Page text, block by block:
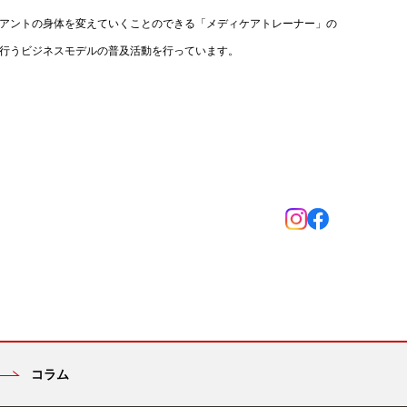
ントの身体を変えていくことのできる「メディケアトレーナー」の
うビジネスモデルの普及活動を行っています。
コラム